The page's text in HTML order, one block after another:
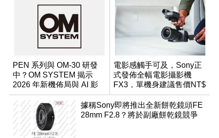
PEN 系列與 OM-30 研發
中？OM SYSTEM 揭示
2026 年新機佈局與 AI 影
像藍圖
電影感觸手可及，Sony正
式發佈全幅電影攝影機
FX3，單機身建議售價NT$
109,980
據稱Sony即將推出全新餅乾鏡頭FE
28mm F2.8？將於副廠餅乾鏡競爭